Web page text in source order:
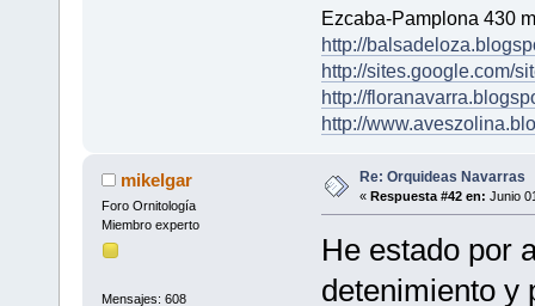
Ezcaba-Pamplona 430
http://
http://sites.google.com/
http://
http://
mikelgar
Foro Ornitología
Miembro experto
Mensajes: 608
Re: Orquideas Navarras
« Respuesta #42 en: Junio
He estado por
detenimiento y